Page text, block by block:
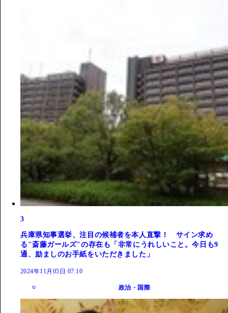
3
兵庫県知事選挙、注目の候補者を本人直撃！ サイン求め
る"斎藤ガールズ"の存在も「非常にうれしいこと。今日も9
通、励ましのお手紙をいただきました」
2024年11月05日 07:10
政治・国際